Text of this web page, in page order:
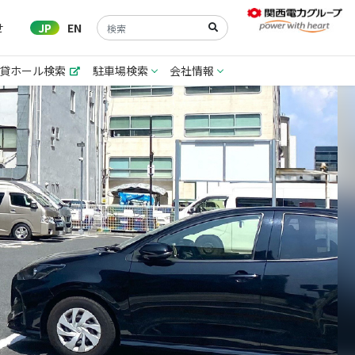
ホール検索 駐車場検索 会社情報
JP EN